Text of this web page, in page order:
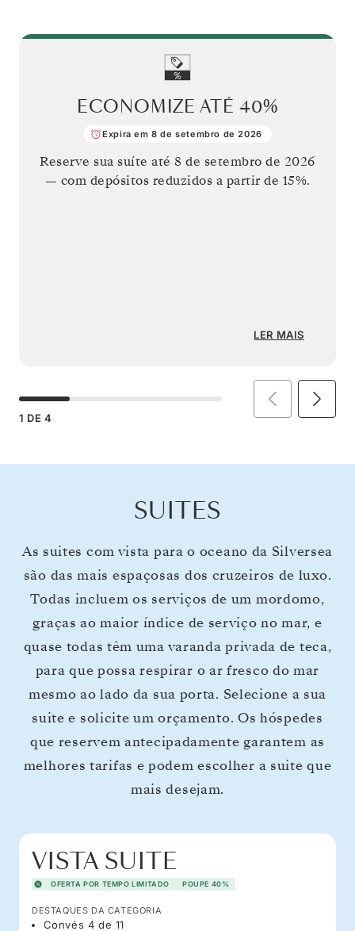
ECONOMIZE ATÉ 40%
Expira em 8 de setembro de 2026
Reserve sua suíte até8 de setembro de 2026
— com depósitos reduzidos a partir de 15%.
LER MAIS
1 DE 4
SUITES
As suites com vista para o oceano da Silversea
são das mais espaçosas dos cruzeiros de luxo.
Todas incluem os serviços de um mordomo,
graças ao maior índice de serviço no mar, e
quase todas têm uma varanda privada de teca,
para que possa respirar o ar fresco do mar
mesmo ao lado da sua porta. Selecione a sua
suite e solicite um orçamento. Os hóspedes
que reservem antecipadamente garantem as
melhores tarifas e podem escolher a suite que
mais desejam.
VISTA SUITE
OFERTA POR TEMPO LIMITADO POUPE 40%
DESTAQUES DA CATEGORIA
Convés 4 de 11